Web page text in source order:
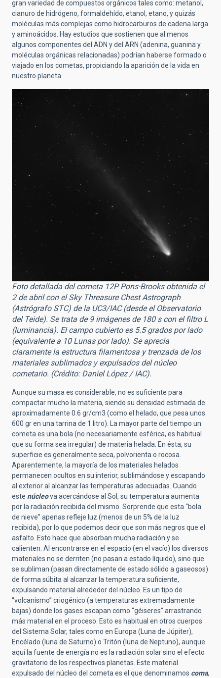
gran variedad de compuestos orgánicos tales como: metanol,
cianuro de hidrógeno, formaldehído, etanol, etano, y quizás
moléculas más complejas como hidrocarburos de cadena larga
y aminoácidos. Hay estudios que sostienen que al menos
algunos componentes del ADN y del ARN (adenina, guanina y
moléculas orgánicas relacionadas) podrían haberse formado o
viajado en los cometas, propiciando la aparición de la vida en
nuestro planeta.
Foto detallada del cometa 12P Pons-Brooks obtenida el
2 de abril con el Sky Threasure Chest Astrograph
(Astrógrafo STC) de la UC3/IAC (desde el Observatorio
del Teide). Se trata de 9 imágenes de 180 s con el filtro L
(luminancia). El campo cubierto es 5.5 grados por lado
(equivalente a 10 Lunas por lado). Se aprecia
claramente la estructura filamentosa y trenzada de los
materiales sublimados y expulsados del núcleo
cometario. (Crédito: Daniel López / IAC).
Aunque su masa es considerable, no es suficiente para
compactar mucho la materia, siendo su densidad estimada de
aproximadamente 0.6 gr/cm3 (como el helado, que pesa unos
600 gr en una tarrina de 1 litro). La mayor parte del tiempo un
cometa es una bola (no necesariamente esférica, es habitual
que su forma sea irregular) de materia helada. En ésta, su
superficie es generalmente seca, polvorienta o rocosa.
Aparentemente, la mayoría de los materiales helados
permanecen ocultos en su interior, sublimándose y escapando
al exterior al alcanzar las temperaturas adecuadas. Cuando
este núcleova acercándose al Sol, su temperatura aumenta
por la radiación recibida del mismo. Sorprende que esta “bola
de nieve” apenas refleje luz (menos de un 5% de la luz
recibida), por lo que podemos decir que son más negros que el
asfalto. Esto hace que absorban mucha radiación y se
calienten. Al encontrarse en el espacio (en el vacío) los diversos
materiales no se derriten (no pasan a estado líquido), sino que
se subliman (pasan directamente de estado sólido a gaseosos)
de forma súbita al alcanzar la temperatura suficiente,
expulsando material alrededor del núcleo. Es un tipo de
“volcanismo” criogénico (a temperaturas extremadamente
bajas) donde los gases escapan como “géiseres” arrastrando
más material en el proceso. Esto es habitual en otros cuerpos
del Sistema Solar, tales como en Europa (Luna de Júpiter),
Encélado (luna de Saturno) o Tritón (luna de Neptuno), aunque
aquí la fuente de energía no es la radiación solar sino el efecto
gravitatorio de los respectivos planetas. Este material
expulsado del núcleo del cometa es el que denominamos coma,